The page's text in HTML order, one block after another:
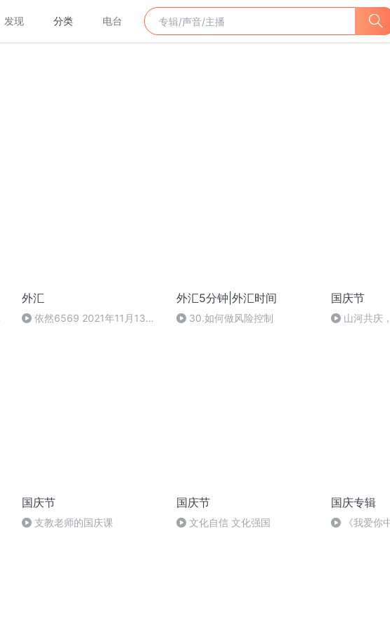
发现 分类 电台
外汇
依然6569 2021年11月13日
外汇5分钟|外汇时间
30.如何做风险控制
国庆节
山河共庆
国庆节
支教老师的国庆课
国庆节
文化自信 文化强国
国庆专辑
《我爱你